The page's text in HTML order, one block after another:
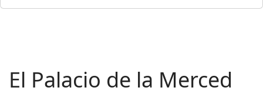
El Palacio de la Merced